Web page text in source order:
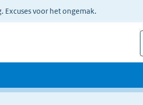
voor het ongemak.